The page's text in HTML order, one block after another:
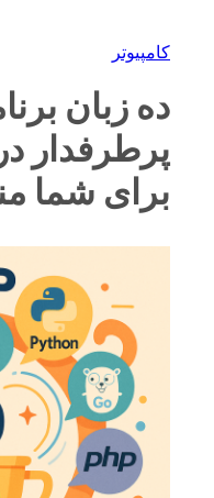
کامپیوتر
ده زبان
برای شما